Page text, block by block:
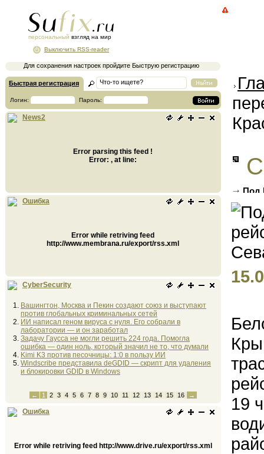
персональный взгляд на мир
Для сохранения настроек пройдите Быструю регистрацию
Выключить RSS-reader
Быстрая регистрация
Логин: Пароль:
News2
Error parsing this feed !
Error: , at line:
Ошибка
Error while retriving feed
http://www.membrana.ru/export/rss.xml
CyberSecurity
Вашингтон, Москва и Пекин создают союз и выступают
против глобальных криминальных сетей
ИИ написал геном вируса с нуля. Его собрали в
лаборатории — и он заработал
Задачу Гаусса не могли решить 224 года. Помогла
ошибка — один ноль, который значил не то, что думали
Kimi K3 против песочницы: 1:0 в пользу ИИ
Windscribe представила deGDID — скрипт для удаления
и блокировки GDID в Windows
← 1 2 3 4 5 6 7 8 9 10 11 12 13 14 15 16 →
Ошибка
Error while retriving feed http://www.drive.ru/export/rss.xml
Под
(ФОТО)
19